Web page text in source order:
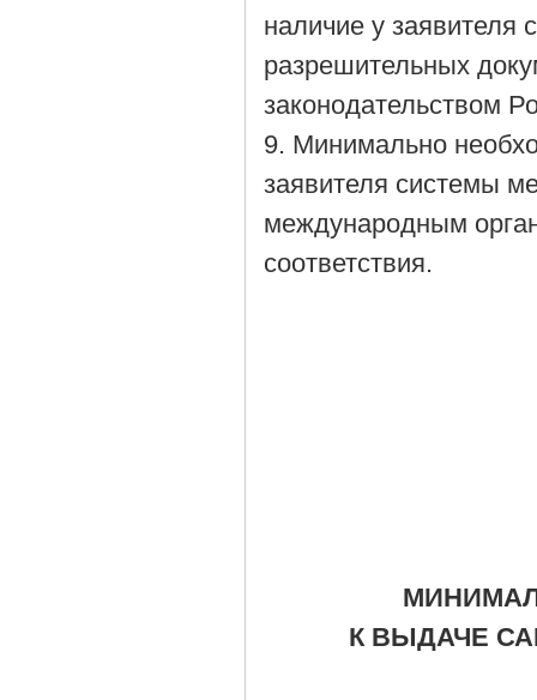
наличие у заявителя
разрешительных
законодательством
9. Минимально
заявителя системы
международным
соответствия.
К ВЫДАЧЕ